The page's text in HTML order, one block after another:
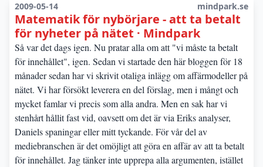
2009-05-14 mindpark.se
Matematik för nybörjare - att ta betalt
för nyheter på nätet · Mindpark
Så var det dags igen. Nu pratar alla om att "vi måste ta betalt
för innehållet", igen. Sedan vi startade den här bloggen för 18
månader sedan har vi skrivit otaliga inlägg om affärmodeller på
nätet. Vi har försökt leverera en del förslag, men i mångt och
mycket famlar vi precis som alla andra. Men en sak har vi
stenhårt hållit fast vid, oavsett om det är via Eriks analyser,
Daniels spaningar eller mitt tyckande. För vår del av
mediebranschen är det omöjligt att göra en affär av att ta betalt
för innehållet. Jag tänker inte upprepa alla argumenten, istället